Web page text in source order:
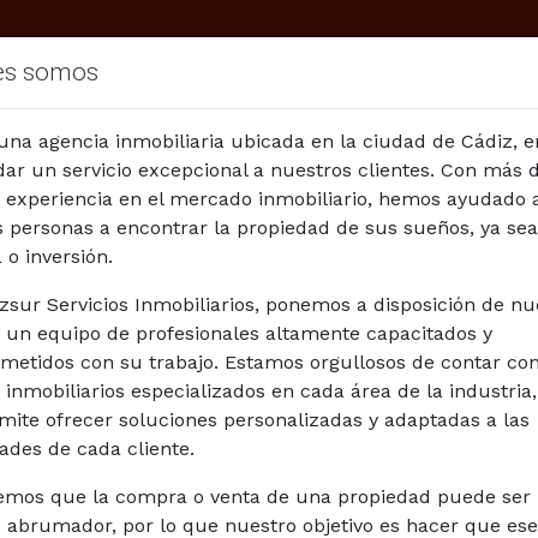
Vendemos su inmueble Valoración Online
EN VENTA DE
Todas las zonas En venta
Referencia
somos
agencia inmobiliaria ubicada en la ciudad de Cádiz,
un servicio excepcional a nuestros clientes. Con más
experiencia en el mercado inmobiliario, hemos ayudado
personas a encontrar la propiedad de sus sueños, ya
o inversión.
Servicios Inmobiliarios, ponemos a disposición de
un equipo de profesionales altamente capacitados y
con su trabajo. Estamos orgullosos de contar con
inmobiliarios especializados en cada área de la
ofrecer soluciones personalizadas y adaptadas a las
de cada cliente.
que la compra o venta de una propiedad puede ser
abrumador, por lo que nuestro objetivo es hacer que ese